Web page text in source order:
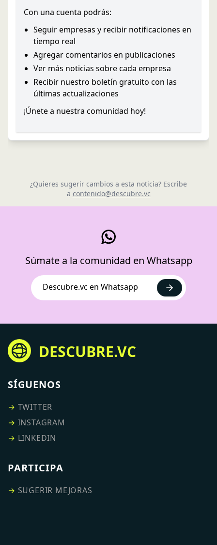
Con una cuenta podrás:
Seguir empresas y recibir notificaciones en
tiempo real
Agregar comentarios en publicaciones
Ver más noticias sobre cada empresa
Recibir nuestro boletín gratuito con las
últimas actualizaciones
¡Únete a nuestra comunidad hoy!
¿Quieres sugerir cambios a esta noticia? Escribe
a contenido@descubre.vc
Súmate a la comunidad en Whatsapp
Descubre.vc en Whatsapp
DESCUBRE.VC
SÍGUENOS
→ TWITTER
→ INSTAGRAM
→ LINKEDIN
PARTICIPA
→ SUGERIR MEJORAS